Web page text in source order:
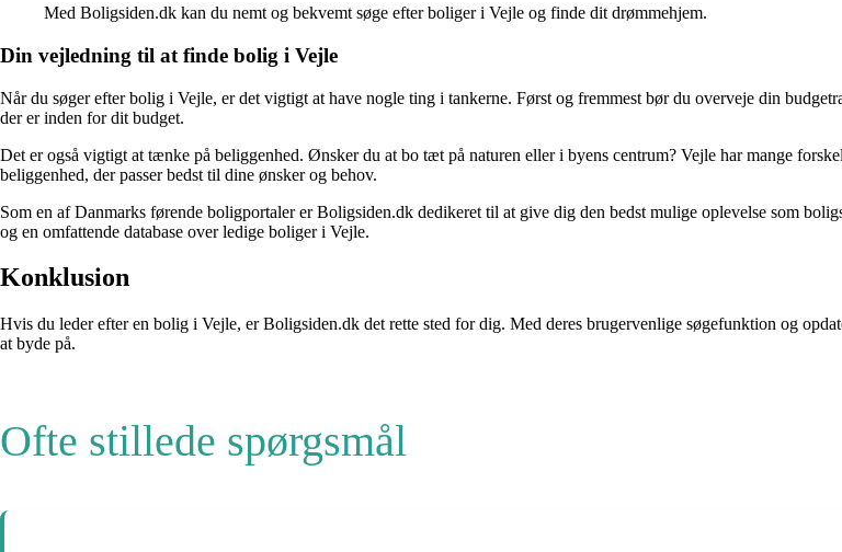
Med Boligsiden.dk kan du nemt og bekvemt søge efter boliger i Vejle og finde dit drømmehjem.
Din vejledning til at finde bolig i Vejle
Når du søger efter bolig i Vejle, er det vigtigt at have nogle ting i tankerne. Først og fremmest bør du overveje din
der er inden for dit budget.
Det er også vigtigt at tænke på beliggenhed. Ønsker du at bo tæt på naturen eller i byens centrum? Vejle har mange
beliggenhed, der passer bedst til dine ønsker og behov.
Som en af Danmarks førende boligportaler er Boligsiden.dk dedikeret til at give dig den bedst mulige oplevelse som
og en omfattende database over ledige boliger i Vejle.
Konklusion
Hvis du leder efter en bolig i Vejle, er Boligsiden.dk det rette sted for dig. Med deres brugervenlige søgefunktion og
at byde på.
Ofte stillede spørgsmål